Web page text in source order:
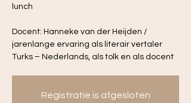
lunch
Docent: Hanneke van der Heijden /
jarenlange ervaring als literair vertaler
Turks – Nederlands, als tolk en als docent
Registratie is afgesloten